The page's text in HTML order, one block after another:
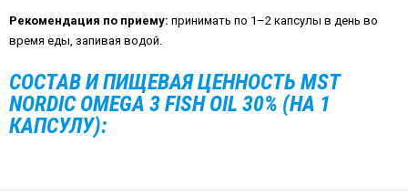
Рекомендация по приему: принимать по 1–2 капсулы в день во
время еды, запивая водой.
СОСТАВ И ПИЩЕВАЯ ЦЕННОСТЬ MST
NORDIC OMEGA 3 FISH OIL 30% (НА 1
КАПСУЛУ):